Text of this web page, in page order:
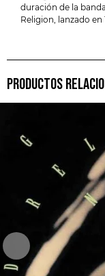
duración de la
Religion, lanzado en
PRODUCTOS